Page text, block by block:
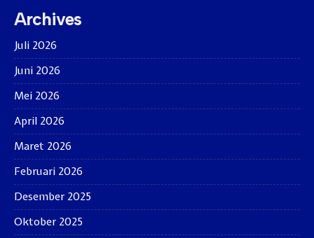
Archives
Juli 2026
Juni 2026
Mei 2026
April 2026
Maret 2026
Februari 2026
Desember 2025
Oktober 2025